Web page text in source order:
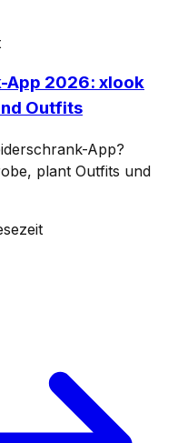
App 2026: xlook
Outfits
App?
plant Outfits und